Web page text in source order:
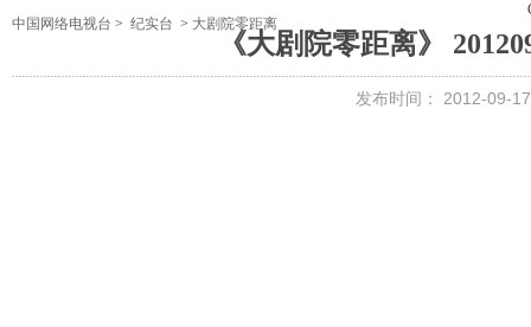
中国网络电视台 > 纪实台 > 大剧院零距离
《大剧院零距离》
发布时间： 2012-09-